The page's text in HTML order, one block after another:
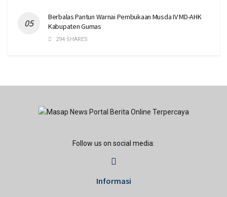
Berbalas Pantun Warnai Pembukaan Musda IV MD-AHK
Kabupaten Gumas
294 SHARES
Follow us on social media:
Informasi